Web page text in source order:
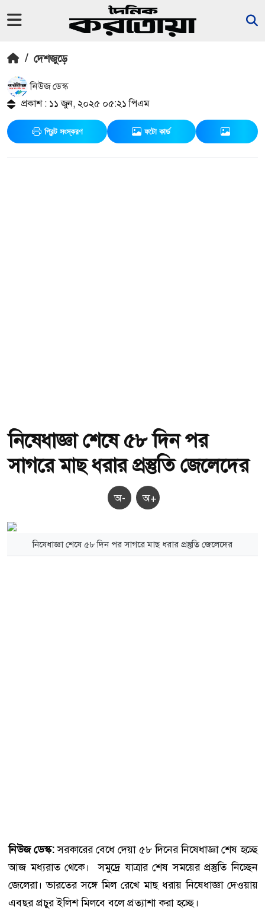
/ দেশজুড়ে
নিউজ ডেস্ক
প্রকাশ : ১১ জুন, ২০২৫ ০৫:২১ পিএম
প্রিন্ট সংস্করণ ফটো কার্ড
নিষেধাজ্ঞা শেষে ৫৮ দিন পর
সাগরে মাছ ধরার প্রস্তুতি জেলেদের
অ- অ+
নিষেধাজ্ঞা শেষে ৫৮ দিন পর সাগরে মাছ ধরার প্রস্তুতি জেলেদের
নিউজ ডেস্ক:সরকারের বেধে দেয়া ৫৮ দিনের নিষেধাজ্ঞা শেষ হচ্ছে
আজ মধ্যরাত থেকে। সমুদ্রে যাত্রার শেষ সময়ের প্রস্তুতি নিচ্ছেন
জেলেরা। ভারতের সঙ্গে মিল রেখে মাছ ধরায় নিষেধাজ্ঞা দেওয়ায়
এবছর প্রচুর ইলিশ মিলবে বলে প্রত্যাশা করা হচ্ছে।